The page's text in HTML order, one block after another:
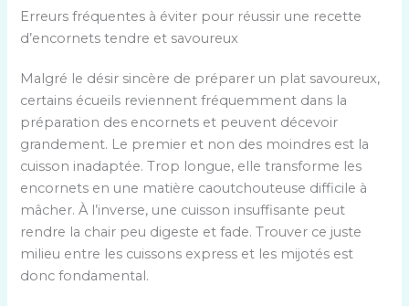
s
i
n
d
’
u
n
i
t
é
:
e
Erreurs fréquentes à éviter pour réussir une recette
d’encornets tendre et savoureux
Malgré le désir sincère de préparer un plat savoureux,
certains écueils reviennent fréquemment dans la
préparation des encornets et peuvent décevoir
grandement. Le premier et non des moindres est la
cuisson inadaptée. Trop longue, elle transforme les
encornets en une matière caoutchouteuse difficile à
mâcher. À l’inverse, une cuisson insuffisante peut
rendre la chair peu digeste et fade. Trouver ce juste
milieu entre les cuissons express et les mijotés est
donc fondamental.